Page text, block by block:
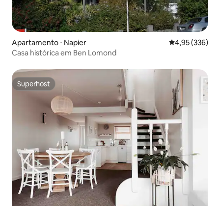
Apartamento ⋅ Napier 4,95 de uma
4,95 (336)
Casa histórica em Ben Lomond
Superhost
Superhost